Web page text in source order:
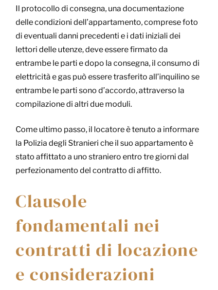
Il protocollo di consegna, una documentazione
delle condizioni dell’appartamento, comprese foto
di eventuali danni precedenti e i dati iniziali dei
lettori delle utenze, deve essere firmato da
entrambe le parti e dopo la consegna, il consumo di
elettricità e gas può essere trasferito all’inquilino se
entrambe le parti sono d’accordo, attraverso la
compilazione di altri due moduli.
Come ultimo passo, il locatore è tenuto a informare
la Polizia degli Stranieri che il suo appartamento è
stato affittato a uno straniero entro tre giorni dal
perfezionamento del contratto di affitto.
Clausole
fondamentali nei
contratti di locazione
e considerazioni